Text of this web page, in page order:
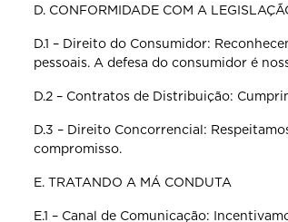
D. CONFORMIDADE COM A
D.1 – Direito do Consumidor:
pessoais. A defesa do consumidor é
D.2 – Contratos de Distribuição:
D.3 – Direito Concorrencial:
compromisso.
E. TRATANDO A MÁ CONDUTA
E.1 – Canal de Comunicação: